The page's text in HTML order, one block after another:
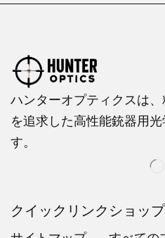
ハンターオプティクスは
を追求した高性能銃器用
す。
クイックリンクショップ